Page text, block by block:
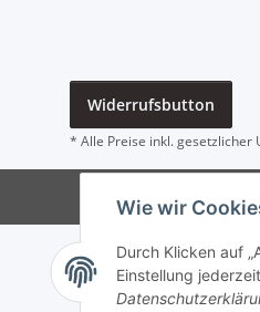
Wie wir
Durch Klicken auf
Einstellung
Widerrufsbutton
* Alle Preise inkl. gesetzlicher